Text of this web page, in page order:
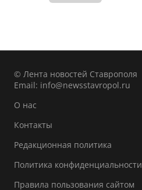
© Лента новостей Ставрополя
Email: info@newsstavropol.ru
О нас
Контакты
Редакционная политика
Политика конфиденциальности
Правила пользования сайтом